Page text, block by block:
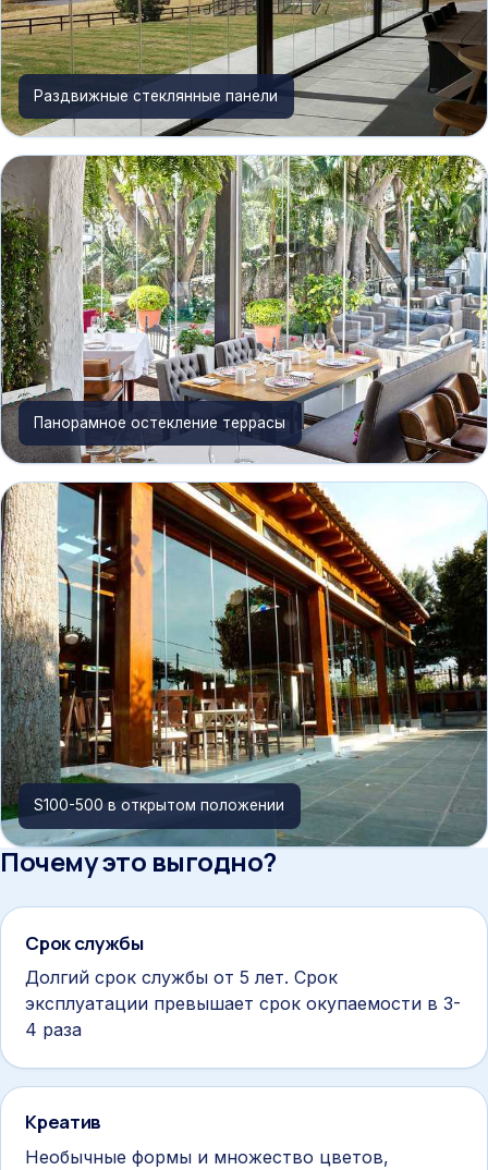
Раздвижные стеклянные панели
Панорамное остекление террасы
S100-500 в открытом положении
Почему это выгодно?
Срок службы
Долгий срок службы от 5 лет. Срок
эксплуатации превышает срок окупаемости в 3-
4 раза
Креатив
Необычные формы и множество цветов,